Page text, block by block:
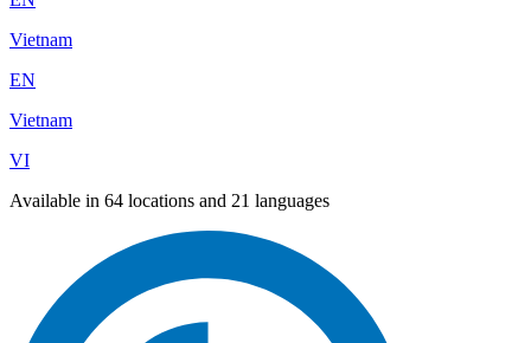
Vietnam
EN
Vietnam
VI
Available in 64 locations and 21 languages